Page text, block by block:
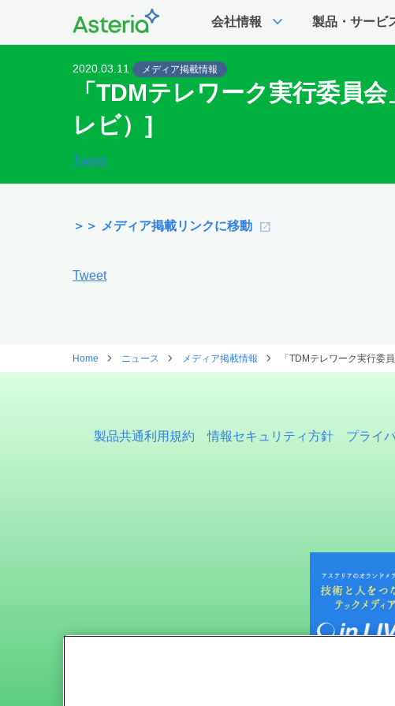
会社情報 expand_more 製品・サービ
2020.03.11 メディア掲載情報
「TDMテレワーク実行委員
レビ）]
Tweet
＞＞ メディア掲載リンクに移動
Tweet
Home ニュース メディア掲載情報 「TDMテレワーク実行委
製品共通利用規約 情報セキュリティ方針 プライ